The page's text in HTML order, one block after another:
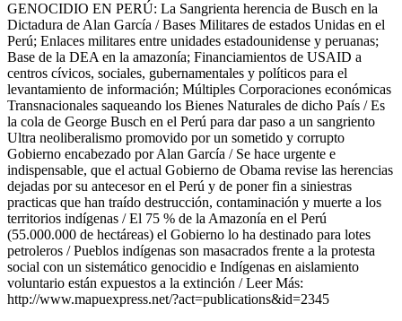
GENOCIDIO EN PERÚ: La Sangrienta herencia de Busch en la
Dictadura de Alan García / Bases Militares de estados Unidas en el
Perú; Enlaces militares entre unidades estadounidense y peruanas;
Base de la DEA en la amazonía; Financiamientos de USAID a
centros cívicos, sociales, gubernamentales y políticos para el
levantamiento de información; Múltiples Corporaciones económicas
Transnacionales saqueando los Bienes Naturales de dicho País / Es
la cola de George Busch en el Perú para dar paso a un sangriento
Ultra neoliberalismo promovido por un sometido y corrupto
Gobierno encabezado por Alan García / Se hace urgente e
indispensable, que el actual Gobierno de Obama revise las herencias
dejadas por su antecesor en el Perú y de poner fin a siniestras
practicas que han traído destrucción, contaminación y muerte a los
territorios indígenas / El 75 % de la Amazonía en el Perú
(55.000.000 de hectáreas) el Gobierno lo ha destinado para lotes
petroleros / Pueblos indígenas son masacrados frente a la protesta
social con un sistemático genocidio e Indígenas en aislamiento
voluntario están expuestos a la extinción / Leer Más:
http://www.mapuexpress.net/?act=publications&id=2345